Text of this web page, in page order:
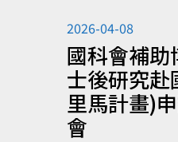
2026-04-08
國科會補
士後研究
里馬計畫)
會